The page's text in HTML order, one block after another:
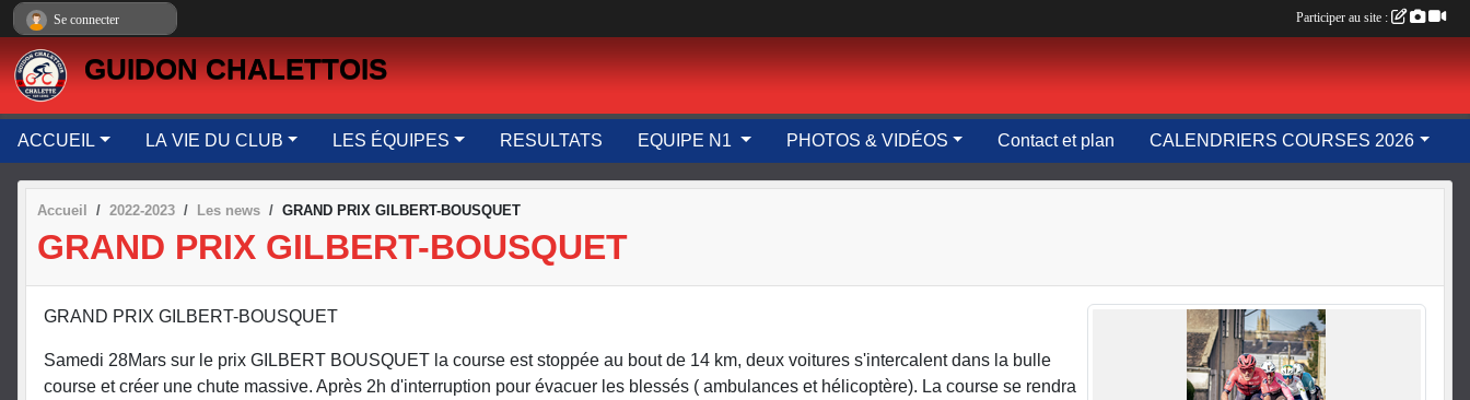
GUIDON CHALETTOIS
ACCUEIL LA VIE DU CLUB LES ÉQUIPES RESULTATS EQUIPE N1 PHOTOS & VIDÉOS Contact et plan CALENDRIERS COURSES 2026
Accueil 2022-2023 Les news GRAND PRIX GILBERT-BOUSQUET
GRAND PRIX GILBERT-BOUSQUET
GRAND PRIX GILBERT-BOUSQUET
Samedi 28Mars sur le prix GILBERT BOUSQUET la course est stoppée au bout de 14 km, deux voitures s'intercalent dans la bulle
course et créer une chute massive. Après 2h d'interruption pour évacuer les blessés ( ambulances et hélicoptère). La course se rendra
Se connecter Participer au site :
Panneau de gestion des cookies